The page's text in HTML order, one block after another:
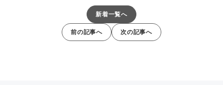
前の記事へ
新着一覧へ
次の記事へ